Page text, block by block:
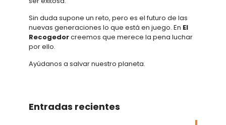
Sin duda supone un reto, pero es el futuro de las
nuevas generaciones lo que está en juego. En El
Recogedorcreemos que merece la pena luchar
por ello.
Ayúdanos a salvar nuestro planeta.
Entradas recientes